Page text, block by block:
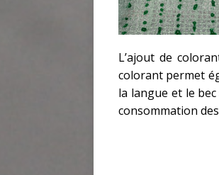
L’ajout de
colorant permet
la langue et le
consommation